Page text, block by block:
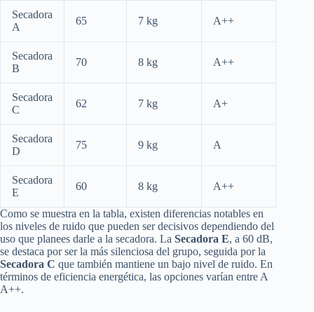
Secadora
A
65 7 kg A++
Secadora
B
70 8 kg A++
Secadora
C
62 7 kg A+
Secadora
D
75 9 kg A
Secadora
E
60 8 kg A++
Como se muestra en la tabla, existen diferencias notables en
los niveles de ruido que pueden ser decisivos dependiendo del
uso que planees darle a la secadora. La Secadora E, a 60 dB,
se destaca por ser la más silenciosa del grupo, seguida por la
Secadora C que también mantiene un bajo nivel de ruido. En
términos de eficiencia energética, las opciones varían entre A
A++.